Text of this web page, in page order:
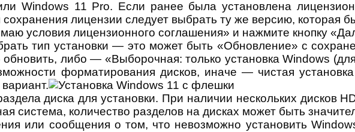
Windows 11 Pro. Если ранее была установлена
лицензии следует выбрать ту же версию, которая
условия лицензионного соглашения» и нажмите кнопку
тип установки — это может быть «Обновление» с
либо — «Выборочная: только установка Windows
форматирования дисков, иначе — чистая
диска для установки. При наличии нескольких дисков
система, количество разделов на дисках может быть
или сообщения о том, что невозможно установить